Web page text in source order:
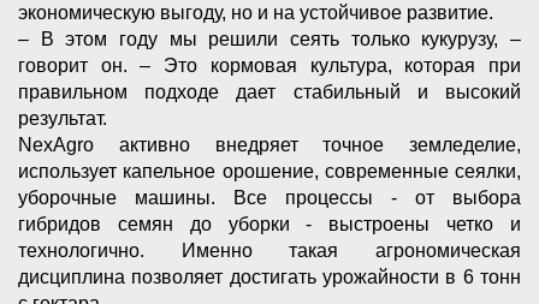
экономическую выгоду, но и на устойчивое развитие.
– В этом году мы решили сеять только кукурузу, –
говорит он. – Это кормовая культура, которая при
правильном подходе дает стабильный и высокий
результат.
NexАgro активно внедряет точное земледелие,
использует капельное орошение, современные сеялки,
уборочные машины. Все процессы - от выбора
гибридов семян до уборки - выстроены четко и
технологично. Именно такая агрономическая
дисциплина позволяет достигать урожайности в 6 тонн